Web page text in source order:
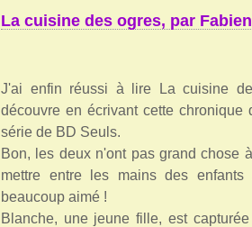
La cuisine des ogres, par
J'ai enfin réussi à lire La cuisine
découvre en écrivant cette
série de BD Seuls.
Bon, les deux n'ont pas grand chose
mettre entre les mains des
beaucoup aimé !
Blanche, une jeune fille, est